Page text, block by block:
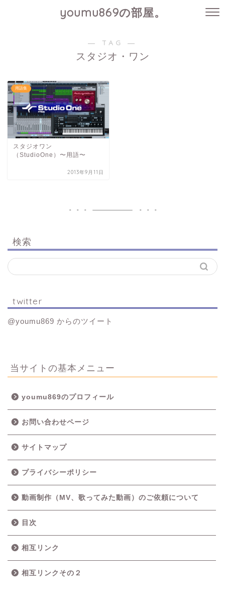
youmu869の部屋。
― TAG ―
スタジオ・ワン
用語集
スタジオワン
（StudioOne）〜用語〜
2013年9月11日
検索
twitter
@youmu869 からのツイート
当サイトの基本メニュー
youmu869のプロフィール
お問い合わせページ
サイトマップ
プライバシーポリシー
動画制作（MV、歌ってみた動画）のご依頼について
目次
相互リンク
相互リンクその２